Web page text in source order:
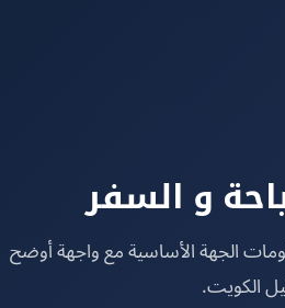
و السفر
الأساسية مع واجهة أوضح